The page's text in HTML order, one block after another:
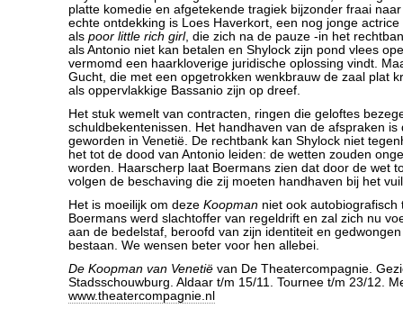
platte komedie en afgetekende tragiek bijzonder fraai
echte ontdekking is Loes Haverkort, een nog jonge
als poor little rich girl, die zich na de pauze -in het
als Antonio niet kan betalen en Shylock zijn pond vlees
vermomd een haarkloverige juridische oplossing vindt.
Gucht, die met een opgetrokken wenkbrauw de zaal plat
als oppervlakkige Bassanio zijn op dreef.
Het stuk wemelt van contracten, ringen die geloftes
schuldbekentenissen. Het handhaven van de afspraken is
geworden in Venetië. De rechtbank kan Shylock niet
het tot de dood van Antonio leiden: de wetten zouden
worden. Haarscherp laat Boermans zien dat door de wet
volgen de beschaving die zij moeten handhaven bij het
Het is moeilijk om deze Koopman niet ook autobiografisch
Boermans werd slachtoffer van regeldrift en zal zich nu
aan de bedelstaf, beroofd van zijn identiteit en
bestaan. We wensen beter voor hen allebei.
De Koopman van Venetië van De Theatercompagnie.
Stadsschouwburg. Aldaar t/m 15/11. Tournee t/m 23/12.
www.theatercompagnie.nl